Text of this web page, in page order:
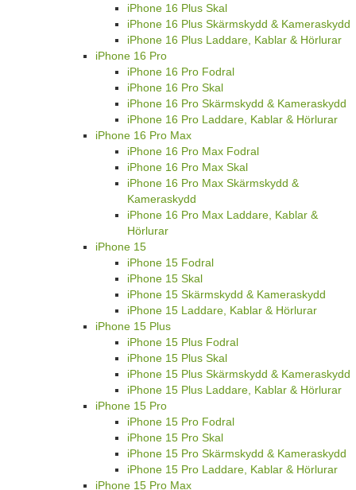
iPhone 16 Plus Skal
iPhone 16 Plus Skärmskydd & Kameraskydd
iPhone 16 Plus Laddare, Kablar & Hörlurar
iPhone 16 Pro
iPhone 16 Pro Fodral
iPhone 16 Pro Skal
iPhone 16 Pro Skärmskydd & Kameraskydd
iPhone 16 Pro Laddare, Kablar & Hörlurar
iPhone 16 Pro Max
iPhone 16 Pro Max Fodral
iPhone 16 Pro Max Skal
iPhone 16 Pro Max Skärmskydd &
Kameraskydd
iPhone 16 Pro Max Laddare, Kablar &
Hörlurar
iPhone 15
iPhone 15 Fodral
iPhone 15 Skal
iPhone 15 Skärmskydd & Kameraskydd
iPhone 15 Laddare, Kablar & Hörlurar
iPhone 15 Plus
iPhone 15 Plus Fodral
iPhone 15 Plus Skal
iPhone 15 Plus Skärmskydd & Kameraskydd
iPhone 15 Plus Laddare, Kablar & Hörlurar
iPhone 15 Pro
iPhone 15 Pro Fodral
iPhone 15 Pro Skal
iPhone 15 Pro Skärmskydd & Kameraskydd
iPhone 15 Pro Laddare, Kablar & Hörlurar
iPhone 15 Pro Max